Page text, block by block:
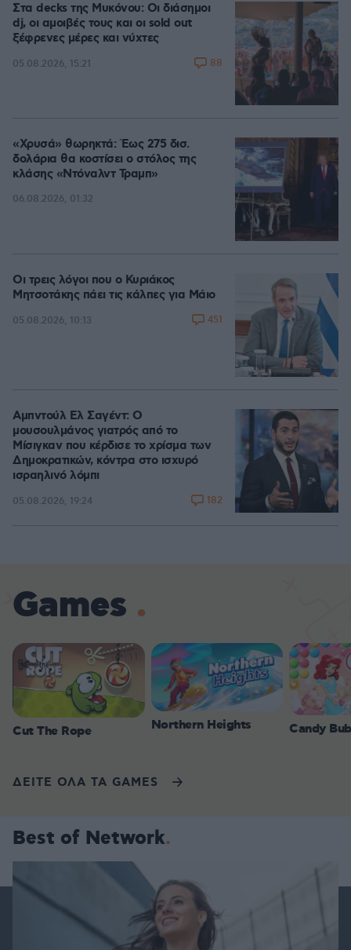
Στα decks της Μυκόνου: Οι διάσημοι
dj, οι αμοιβές τους και οι sold out
ξέφρενες μέρες και νύχτες
05.08.2026, 15:21 88
«Χρυσά» θωρηκτά: Έως 275 δισ.
δολάρια θα κοστίσει ο στόλος της
κλάσης «Ντόναλντ Τραμπ»
06.08.2026, 01:32
Οι τρεις λόγοι που ο Κυριάκος
Μητσοτάκης πάει τις κάλπες για Μάιο
05.08.2026, 10:13 451
Αμπντούλ Ελ Σαγέντ: Ο
μουσουλμάνος γιατρός από το
Μίσιγκαν που κέρδισε το χρίσμα των
Δημοκρατικών, κόντρα στο ισχυρό
ισραηλινό λόμπι
05.08.2026, 19:24 182
Games
Cut The Rope Northern Heights Candy
ΔΕΙΤΕ ΟΛΑ ΤΑ GAMES
Best of Network